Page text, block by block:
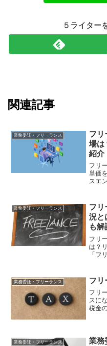
５ライター
関連記事
業務委託・フリーランス
フリ
場は
紹介
フリ
単価
スエ
交渉
そこ
業務委託・フリーランス
フリ
況と
も解
フリ
は？
「フ
賠償
も多
業務委託・フリーランス フリ
フリ
スに
税金
する
業務委託・フリーランス
業務